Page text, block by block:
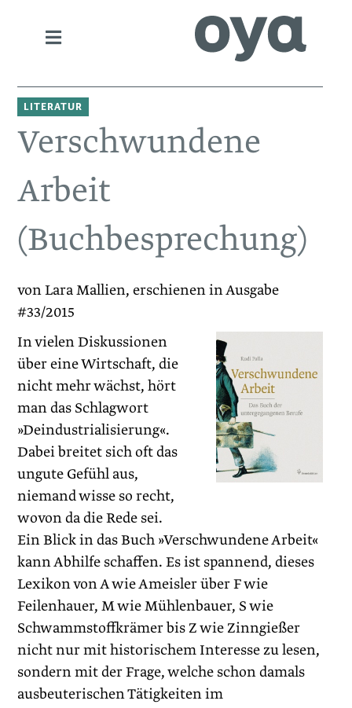
LITERATUR
Verschwundene
Arbeit
(Buchbesprechung)
von Lara Mallien, erschienen in Ausgabe
#33/2015
In vielen Diskussionen
über eine Wirtschaft, die
nicht mehr wächst, hört
man das Schlagwort
»Deindustrialisierung«.
Dabei breitet sich oft das
ungute Gefühl aus,
niemand wisse so recht,
wovon da die Rede sei.
Ein Blick in das Buch »Verschwundene Arbeit«
kann Abhilfe schaffen. Es ist spannend, dieses
Lexikon von A wie Ameisler über F wie
Feilenhauer, M wie Mühlenbauer, S wie
Schwammstoffkrämer bis Z wie Zinngießer
nicht nur mit historischem Interesse zu lesen,
sondern mit der Frage, welche schon damals
ausbeuterischen Tätigkeiten im